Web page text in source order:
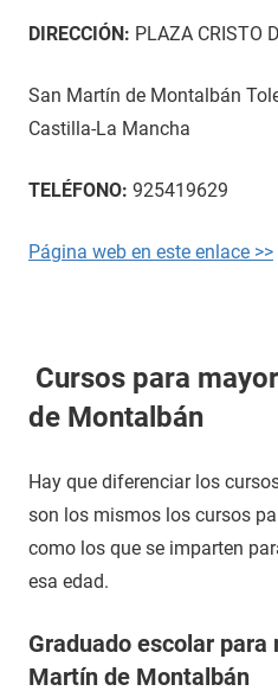
DIRECCIÓN: PLAZA CRISTO
San Martín de Montalbán
Castilla-La Mancha
TELÉFONO: 925419629
Página web en este enlace >>
Cursos para
de Montalbán
Hay que diferenciar los
son los mismos los cursos
como los que se imparten
esa edad.
Graduado escolar para
Martín de Montalbán